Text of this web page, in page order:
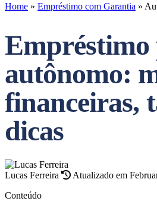
Home » Empréstimo com Garantia »
Empréstimo
autônomo:
financeiras,
dicas
Lucas Ferreira
Atualizado em
Conteúdo